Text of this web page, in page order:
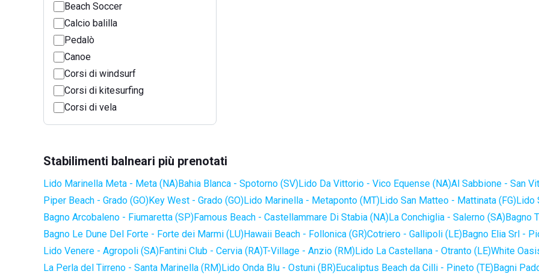
Beach Soccer
Calcio balilla
Pedalò
Canoe
Corsi di windsurf
Corsi di kitesurfing
Corsi di vela
Stabilimenti balneari più prenotati
Lido Marinella Meta - Meta (NA)Bahia Blanca - Spotorno (SV)Lido Da Vittorio - Vico Equense (NA)Al Sabbione - San
Piper Beach - Grado (GO)Key West - Grado (GO)Lido Marinella - Metaponto (MT)Lido San Matteo - Mattinata (FG)Lido
Bagno Arcobaleno - Fiumaretta (SP)Famous Beach - Castellammare Di Stabia (NA)La Conchiglia - Salerno (SA)Bagno
Bagno Le Dune Del Forte - Forte dei Marmi (LU)Hawaii Beach - Follonica (GR)Cotriero - Gallipoli (LE)Bagno Elia Srl -
Lido Venere - Agropoli (SA)Fantini Club - Cervia (RA)T-Village - Anzio (RM)Lido La Castellana - Otranto (LE)White
La Perla del Tirreno - Santa Marinella (RM)Lido Onda Blu - Ostuni (BR)Eucaliptus Beach da Cilli - Pineto (TE)Bagni